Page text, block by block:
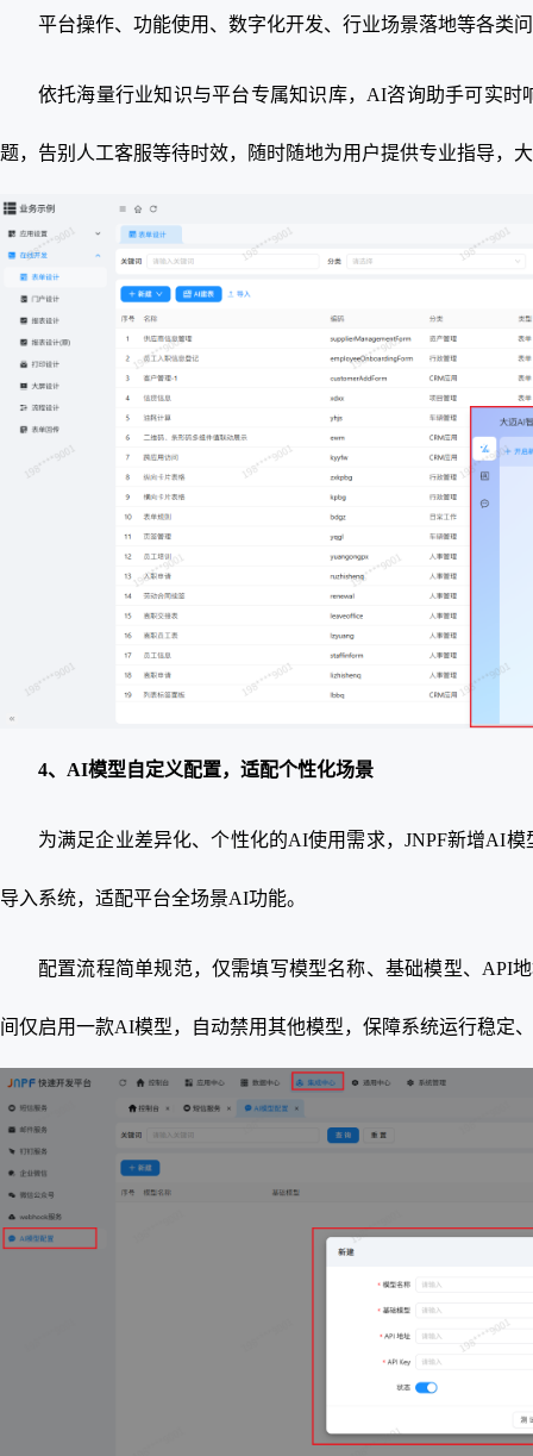
平台操作、功能使用、数字化开发、行业场景落地等各类
依托海量行业知识与平台专属知识库，AI咨询助手可实
题，告别人工客服等待时效，随时随地为用户提供专业指导，
4、AI模型自定义配置，适配个性化场景
为满足企业差异化、个性化的AI使用需求，JNPF新增AI
导入系统，适配平台全场景AI功能。
配置流程简单规范，仅需填写模型名称、基础模型、API
间仅启用一款AI模型，自动禁用其他模型，保障系统运行稳定